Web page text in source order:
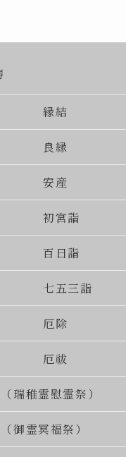
縁結
良縁
安産
初宮詣
百日詣
七五三詣
厄除
厄祓
瑞稚霊慰霊祭）
御霊冥福祭）